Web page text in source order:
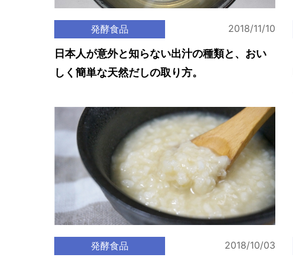
発酵食品 2018/11/10
日本人が意外と知らない出汁の種類と、おい
しく簡単な天然だしの取り方。
発酵食品 2018/10/03